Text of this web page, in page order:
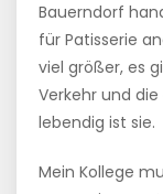
Bauerndorf
für Patisserie
viel größer, es
Verkehr und
lebendig ist sie.
Mein Kollege